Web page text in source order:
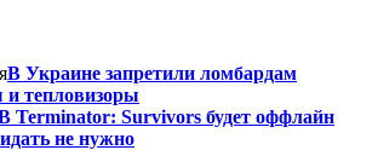
В Украине запретили ломбардам
тепловизоры
Terminator: Survivors будет оффлайн
не нужно